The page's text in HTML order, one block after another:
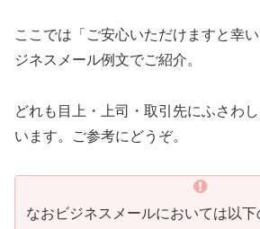
ここでは「ご安心いただけますと幸
ジネスメール例文でご紹介。
どれも目上・上司・取引先にふさわ
います。ご参考にどうぞ。
なおビジネスメールにおいては以下